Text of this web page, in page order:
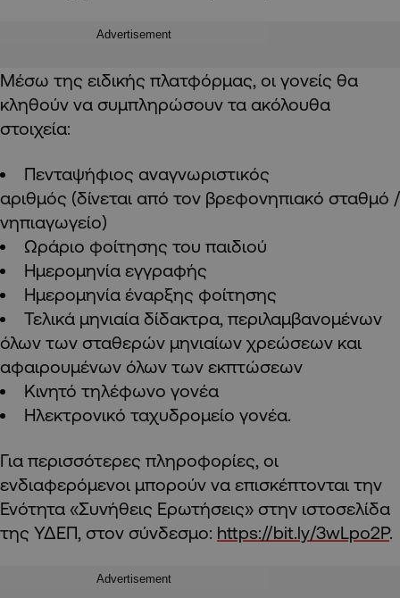
Advertisement
Μέσω της ειδικής πλατφόρμας, οι γονείς θα
κληθούν να συμπληρώσουν τα ακόλουθα
στοιχεία:
Πενταψήφιος αναγνωριστικός
αριθμός (δίνεται από τον βρεφονηπιακό σταθμό /
νηπιαγωγείο)
Ωράριο φοίτησης του παιδιού
Ημερομηνία εγγραφής
Ημερομηνία έναρξης φοίτησης
Τελικά μηνιαία δίδακτρα, περιλαμβανομένων
όλων των σταθερών μηνιαίων χρεώσεων και
αφαιρουμένων όλων των εκπτώσεων
Κινητό τηλέφωνο γονέα
Ηλεκτρονικό ταχυδρομείο γονέα.
Για περισσότερες πληροφορίες, οι
ενδιαφερόμενοι μπορούν να επισκέπτονται την
Ενότητα «Συνήθεις Ερωτήσεις» στην ιστοσελίδα
της ΥΔΕΠ, στον σύνδεσμο: https://bit.ly/3wLpo2P.
Advertisement